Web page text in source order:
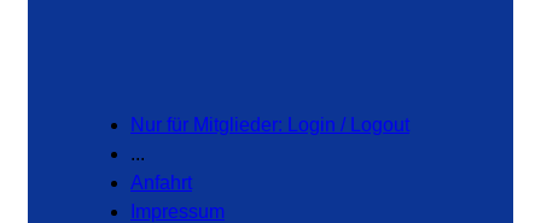
Nur für Mitglieder: Login / Logout
...
Anfahrt
Impressum